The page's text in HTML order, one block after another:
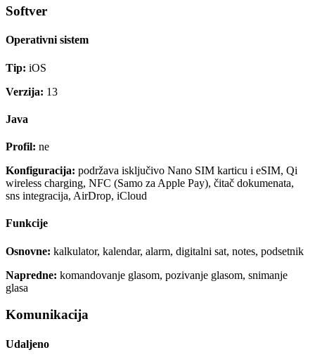
Softver
Operativni sistem
Tip: iOS
Verzija: 13
Java
Profil: ne
Konfiguracija: podržava isključivo Nano SIM karticu i eSIM, Qi
wireless charging, NFC (Samo za Apple Pay), čitač dokumenata,
sns integracija, AirDrop, iCloud
Funkcije
Osnovne: kalkulator, kalendar, alarm, digitalni sat, notes, podsetnik
Napredne: komandovanje glasom, pozivanje glasom, snimanje
glasa
Komunikacija
Udaljeno